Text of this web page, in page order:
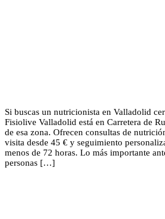
Si buscas un nutricionista en Valladolid
Fisiolive Valladolid está en Carretera de
de esa zona. Ofrecen consultas de
visita desde 45 € y seguimiento
menos de 72 horas. Lo más importante
personas […]